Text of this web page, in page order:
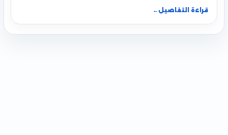
قراءة التفاصيل ←